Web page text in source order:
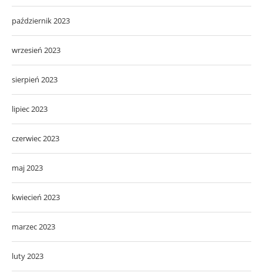
październik 2023
wrzesień 2023
sierpień 2023
lipiec 2023
czerwiec 2023
maj 2023
kwiecień 2023
marzec 2023
luty 2023